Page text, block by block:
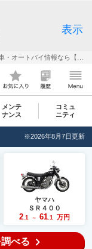
表示
メンテ
ナンス
コミュ
ニティ
※2026年8月7日更新
ヤマハ
ＳＲ４００
2.1 ～ 61.1 万円
べる